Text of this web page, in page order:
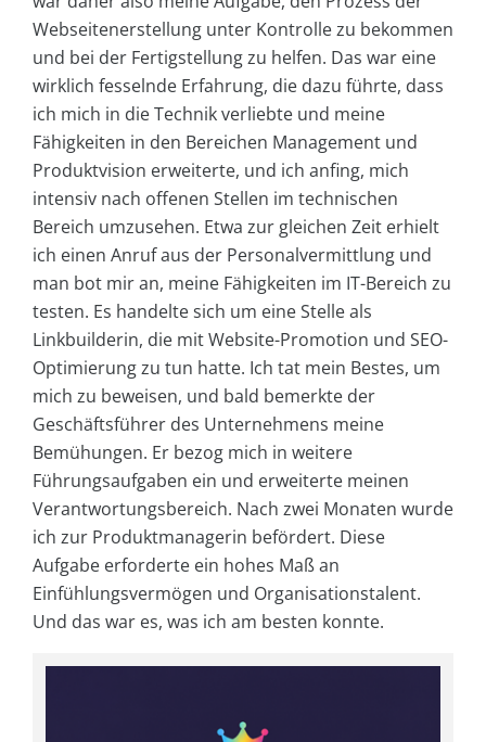
Webseitenerstellung unter Kontrolle zu bekommen
und bei der Fertigstellung zu helfen. Das war eine
wirklich fesselnde Erfahrung, die dazu führte, dass
ich mich in die Technik verliebte und meine
Fähigkeiten in den Bereichen Management und
Produktvision erweiterte, und ich anfing, mich
intensiv nach offenen Stellen im technischen
Bereich umzusehen. Etwa zur gleichen Zeit erhielt
ich einen Anruf aus der Personalvermittlung und
man bot mir an, meine Fähigkeiten im IT-Bereich zu
testen. Es handelte sich um eine Stelle als
Linkbuilderin, die mit Website-Promotion und SEO-
Optimierung zu tun hatte. Ich tat mein Bestes, um
mich zu beweisen, und bald bemerkte der
Geschäftsführer des Unternehmens meine
Bemühungen. Er bezog mich in weitere
Führungsaufgaben ein und erweiterte meinen
Verantwortungsbereich. Nach zwei Monaten wurde
ich zur Produktmanagerin befördert. Diese
Aufgabe erforderte ein hohes Maß an
Einfühlungsvermögen und Organisationstalent.
Und das war es, was ich am besten konnte.